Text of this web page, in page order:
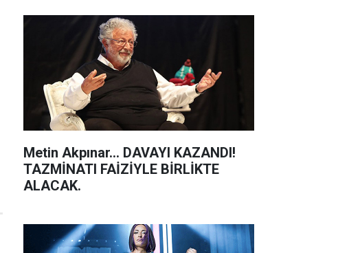
Metin Akpınar... DAVAYI KAZANDI!
TAZMİNATI FAİZİYLE BİRLİKTE
ALACAK.